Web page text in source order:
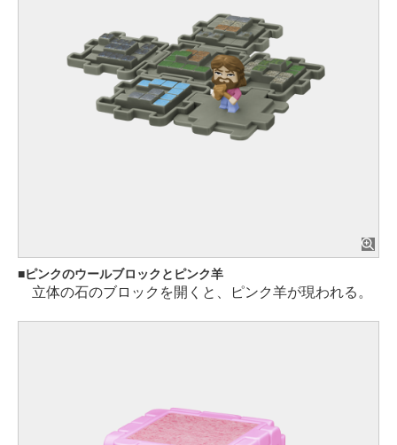
ピンクのウールブロックとピンク羊
立体の石のブロックを開くと、ピンク羊が現われる。